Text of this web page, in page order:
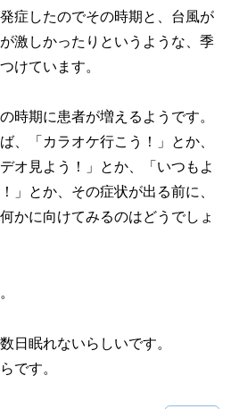
症したのでその時期と、台風が
激しかったりというような、季
けています。
時期に患者が増えるようです。
、「カラオケ行こう！」とか、
オ見よう！」とか、「いつもよ
」とか、その症状が出る前に、
かに向けてみるのはどうでしょ
日眠れないらしいです。
です。